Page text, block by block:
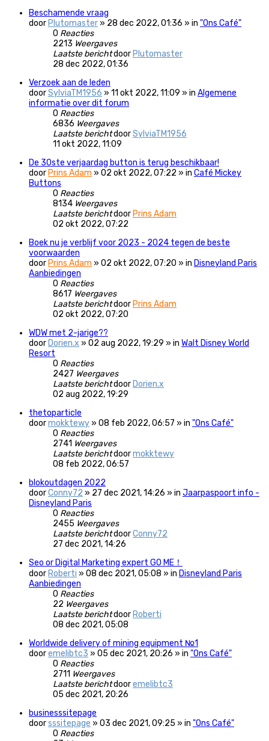
Beschamende vraag
door Plutomaster » 28 dec 2022, 01:36 » in "Ons Café"
0 Reacties
2213 Weergaves
Laatste berichtdoor Plutomaster
28 dec 2022, 01:36
Verzoek aan de leden
doorSylviaTM1956 » 11 okt 2022, 11:09 » in Algemene
informatie over dit forum
0 Reacties
6836 Weergaves
Laatste berichtdoorSylviaTM1956
11 okt 2022, 11:09
De 30ste verjaardag button is terug beschikbaar!
door Prins Adam » 02 okt 2022, 07:22 » in Café Mickey
Buttons
0 Reacties
8134 Weergaves
Laatste berichtdoor Prins Adam
02 okt 2022, 07:22
Boek nu je verblijf voor 2023 - 2024 tegen de beste
voorwaarden
door Prins Adam » 02 okt 2022, 07:20 » in Disneyland Paris
Aanbiedingen
0 Reacties
8617 Weergaves
Laatste berichtdoor Prins Adam
02 okt 2022, 07:20
WDW met 2-jarige??
door Dorien.x » 02 aug 2022, 19:29 » in Walt Disney World
Resort
0 Reacties
2427 Weergaves
Laatste berichtdoor Dorien.x
02 aug 2022, 19:29
thetoparticle
doormokktewy » 08 feb 2022, 06:57 » in "Ons Café"
0 Reacties
2741 Weergaves
Laatste berichtdoormokktewy
08 feb 2022, 06:57
blokoutdagen 2022
doorConny72 » 27 dec 2021, 14:26 » in Jaarpaspoort info -
Disneyland Paris
0 Reacties
2455 Weergaves
Laatste berichtdoorConny72
27 dec 2021, 14:26
Seo or Digital Marketing expert GO ME！
door Roberti » 08 dec 2021, 05:08 » in Disneyland Paris
Aanbiedingen
0 Reacties
22 Weergaves
Laatste berichtdoor Roberti
08 dec 2021, 05:08
Worldwide delivery of mining equipment №1
dooremelibtc3 » 05 dec 2021, 20:26 » in "Ons Café"
0 Reacties
2711 Weergaves
Laatste berichtdooremelibtc3
05 dec 2021, 20:26
businesssitepage
doorsssitepage » 03 dec 2021, 09:25 » in "Ons Café"
0 Reacties